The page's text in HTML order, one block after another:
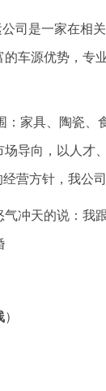
公司是一家在相
车源优势，专
：家具、陶瓷
导向，以人才
营方针，我公
冲天的说：我
）